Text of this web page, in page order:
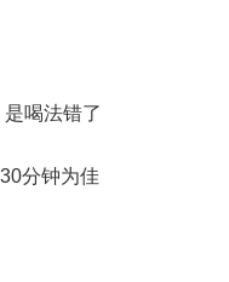
喝法错了
分钟为佳